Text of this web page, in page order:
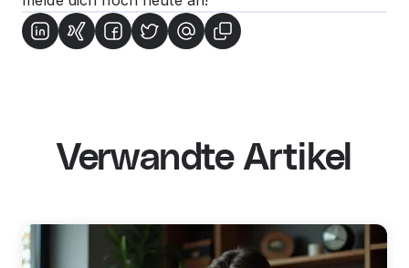
Verwandte Artikel